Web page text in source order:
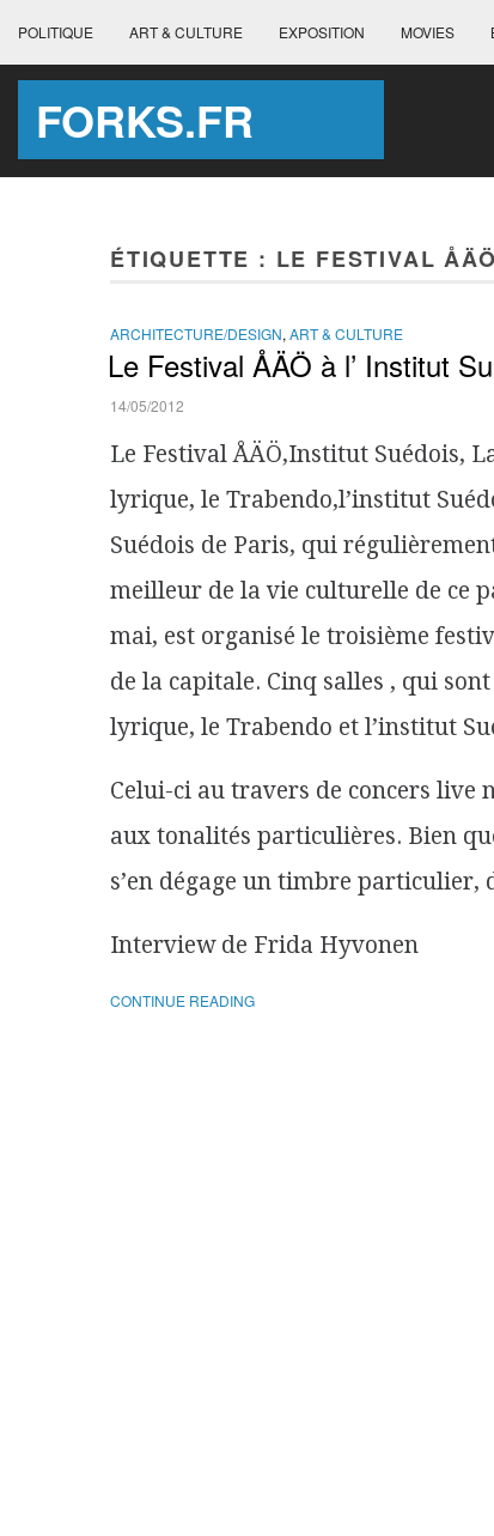
POLITIQUE ART & CULTURE EXPOSITION MOVIES
FORKS.FR
ÉTIQUETTE : LE FESTIVAL ÅÄÖ
ARCHITECTURE/DESIGN, ART & CULTURE
Le Festival ÅÄÖ à l’ Institut
14/05/2012
Le Festival ÅÄÖ,Institut Suédois,
lyrique, le Trabendo,l’institut
Suédois de Paris, qui
meilleur de la vie culturelle de ce
mai, est organisé le troisième
de la capitale. Cinq salles , qui
lyrique, le Trabendo et l’institut
Celui-ci au travers de concers live
aux tonalités particulières. Bien
s’en dégage un timbre particulier,
Interview de Frida Hyvonen
CONTINUE READING